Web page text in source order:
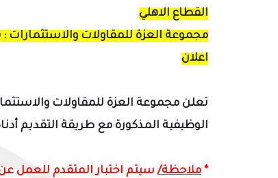
القطاع الاهلي
مجموعة العزة للمقاولات والاستثمارات : Alezza Group
اعلان
تعلن مجموعة العزة للمقاولات
الوظيفية المذكورة مع طريقة التقديم
* ملاحظة/ سيتم اختبار المتقدم للعمل